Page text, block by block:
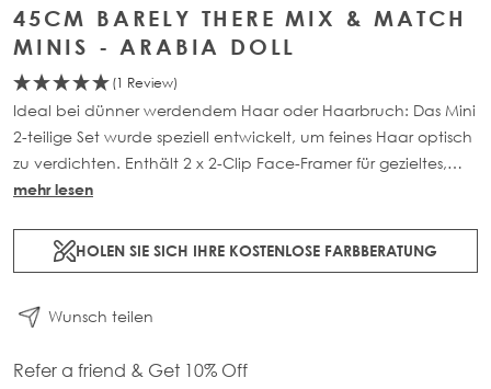
45CM BARELY THERE MIX & MATCH
MINIS - ARABIA DOLL
(1 Review)
Ideal bei dünner werdendem Haar oder Haarbruch: Das Mini
2-teilige Set wurde speziell entwickelt, um feines Haar optisch
zu verdichten. Enthält 2 x 2-Clip Face-Framer für gezieltes,
natürlich wirkendes Volumen im vorderen Bereich. Erhältlich
mehr lesen
HOLEN SIE SICH IHRE KOSTENLOSE FARBBERATUNG
Wunsch teilen
Refer a friend & Get 10% Off